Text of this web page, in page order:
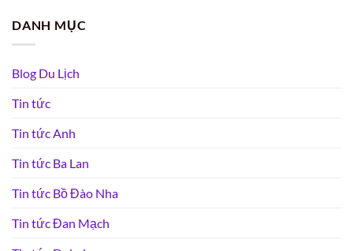
DANH MỤC
Blog Du Lịch
Tin tức
Tin tức Anh
Tin tức Ba Lan
Tin tức Bồ Đào Nha
Tin tức Đan Mạch